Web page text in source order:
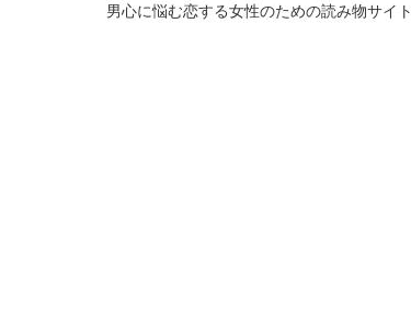
男心に悩む恋する女性のための読み物サイト